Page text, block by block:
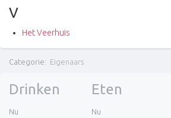
V
Het Veerhuis
Categorie: Eigenaars
Drinken
Nu
Eten
Nu